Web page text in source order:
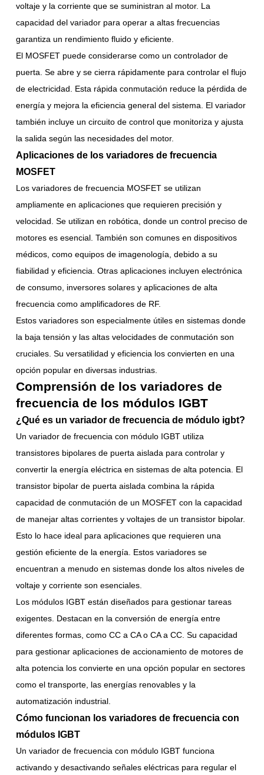
voltaje y la corriente que se suministran al motor. La
capacidad del variador para operar a altas frecuencias
garantiza un rendimiento fluido y eficiente.
El MOSFET puede considerarse como un controlador de
puerta. Se abre y se cierra rápidamente para controlar el flujo
de electricidad. Esta rápida conmutación reduce la pérdida de
energía y mejora la eficiencia general del sistema. El variador
también incluye un circuito de control que monitoriza y ajusta
la salida según las necesidades del motor.
Aplicaciones de los variadores de frecuencia
MOSFET
Los variadores de frecuencia MOSFET se utilizan
ampliamente en aplicaciones que requieren precisión y
velocidad. Se utilizan en robótica, donde un control preciso de
motores es esencial. También son comunes en dispositivos
médicos, como equipos de imagenología, debido a su
fiabilidad y eficiencia. Otras aplicaciones incluyen electrónica
de consumo, inversores solares y aplicaciones de alta
frecuencia como amplificadores de RF.
Estos variadores son especialmente útiles en sistemas donde
la baja tensión y las altas velocidades de conmutación son
cruciales. Su versatilidad y eficiencia los convierten en una
opción popular en diversas industrias.
Comprensión de los variadores de
frecuencia de los módulos IGBT
¿Qué es un variador de frecuencia de módulo igbt?
Un variador de frecuencia con módulo IGBT utiliza
transistores bipolares de puerta aislada para controlar y
convertir la energía eléctrica en sistemas de alta potencia. El
transistor bipolar de puerta aislada combina la rápida
capacidad de conmutación de un MOSFET con la capacidad
de manejar altas corrientes y voltajes de un transistor bipolar.
Esto lo hace ideal para aplicaciones que requieren una
gestión eficiente de la energía. Estos variadores se
encuentran a menudo en sistemas donde los altos niveles de
voltaje y corriente son esenciales.
Los módulos IGBT están diseñados para gestionar tareas
exigentes. Destacan en la conversión de energía entre
diferentes formas, como CC a CA o CA a CC. Su capacidad
para gestionar aplicaciones de accionamiento de motores de
alta potencia los convierte en una opción popular en sectores
como el transporte, las energías renovables y la
automatización industrial.
Cómo funcionan los variadores de frecuencia con
módulos IGBT
Un variador de frecuencia con módulo IGBT funciona
activando y desactivando señales eléctricas para regular el